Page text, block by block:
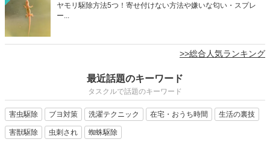
ヤモリ駆除方法5つ！寄せ付けない方法や嫌いな匂い・スプレ
ー...
>>総合人気ランキング
最近話題のキーワード
タスクルで話題のキーワード
害虫駆除 ブヨ対策 洗濯テクニック 在宅・おうち時間 生活の裏技
害獣駆除 虫刺され 蜘蛛駆除